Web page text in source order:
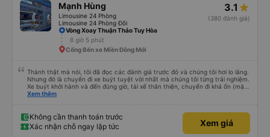
Mạnh Hùng
Limousine 24 Phòng
Limousine 24 Phòng Đôi
3.1
(380 đánh giá)
Vòng Xoay Thuận Thảo Tuy Hòa
8 giờ 5 phút
Cổng Bến xe Miền Đông Mới
Thành thật mà nói, tôi đã đọc các đánh giá trước đó và chúng tôi hơi lo lắng.
Nhưng đó là chuyến đi xe buýt tuyệt vời nhất mà chúng tôi từng trải nghiệm.
Xe buýt khởi hành và đến đúng giờ, tài xế thân thiện, chuyến đi khá ổn (mặc
dù vẫn hơi xóc, nhưng đó là đặc trưng của Việt Nam ^^), và chỗ ngồi thoải
Xem thêm
Không cần thanh toán trước
Xác nhận chỗ ngay lập tức
Xem giá